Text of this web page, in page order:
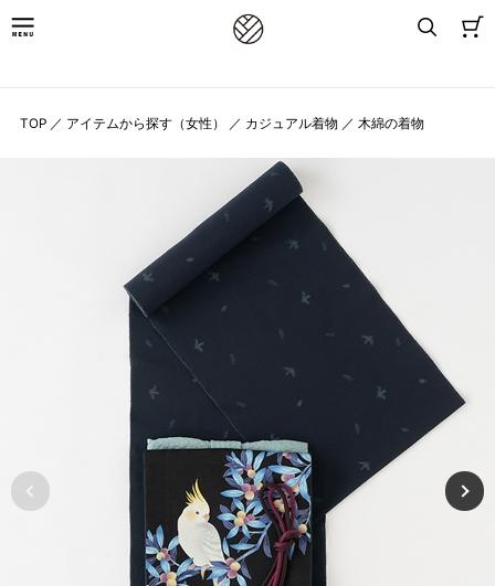
TOP ／ アイテムから探す（女性） ／ カジュアル着物 ／ 木綿の着物